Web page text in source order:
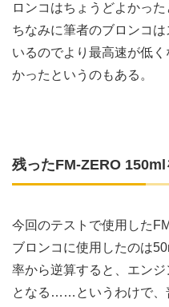
ロンコはちょうどよかった
ちなみに筆者のブロンコ
いるのでより最高速が低
かったというのもある。
残ったFM-ZERO
今回のテストで使用した
ブロンコに使用したのは
率から逆算すると、エン
となる……というわけで、